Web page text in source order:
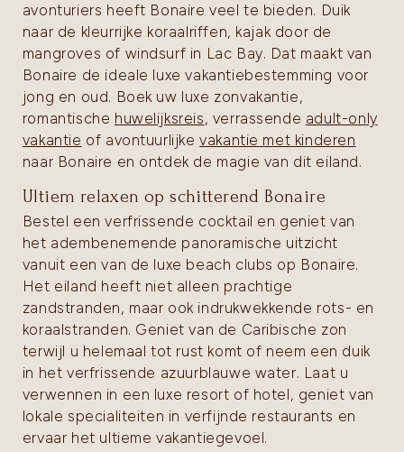
avonturiers heeft Bonaire veel te bieden. Duik
naar de kleurrijke koraalriffen, kajak door de
mangroves of windsurf in Lac Bay. Dat maakt van
Bonaire de ideale luxe vakantiebestemming voor
jong en oud. Boek uw luxe zonvakantie,
romantische huwelijksreis, verrassende adult-only
vakantie of avontuurlijkevakantie met kinderen
naar Bonaire en ontdek de magie van dit eiland.
Ultiem relaxen op schitterend Bonaire
Bestel een verfrissende cocktail en geniet van
het adembenemende panoramische uitzicht
vanuit een van de luxe beach clubs op Bonaire.
Het eiland heeft niet alleen prachtige
zandstranden, maar ook indrukwekkende rots- en
koraalstranden. Geniet van de Caribische zon
terwijl u helemaal tot rust komt of neem een duik
in het verfrissende azuurblauwe water. Laat u
verwennen in een luxe resort of hotel, geniet van
lokale specialiteiten in verfijnde restaurants en
ervaar het ultieme vakantiegevoel.